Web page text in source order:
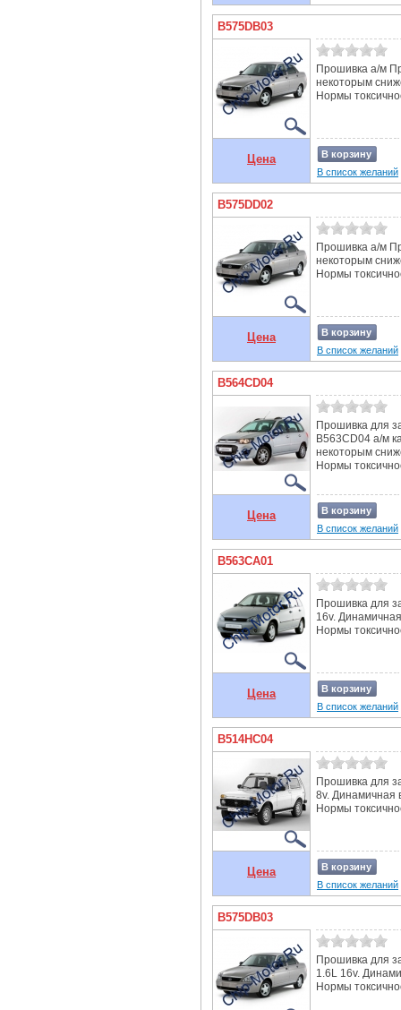
B575DB03
Прошивка а/м
некоторым
Нормы
Цена
В корзину
В список желаний
B575DD02
Прошивка а/м
некоторым
Нормы
Цена
В корзину
В список желаний
B564CD04
Прошивка для
B563CD04 а/м
некоторым
Нормы
Цена
В корзину
В список желаний
B563CA01
Прошивка для
16v.
Нормы
Цена
В корзину
В список желаний
B514HC04
Прошивка для
8v. Динамичная
Нормы
Цена
В корзину
В список желаний
B575DB03
Прошивка для
1.6L 16v.
Нормы